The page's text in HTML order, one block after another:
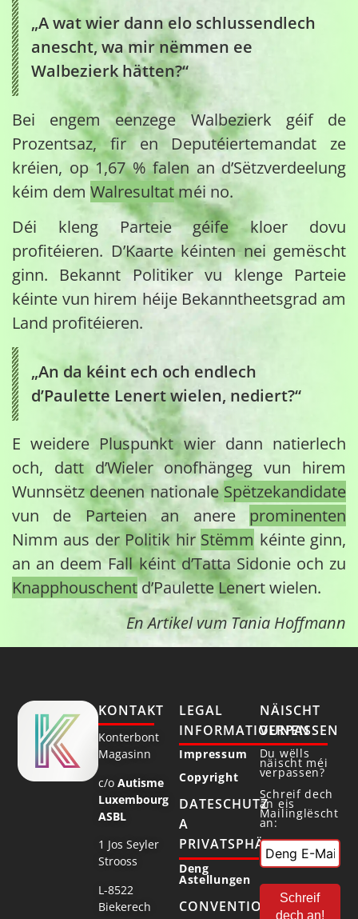
„A wat wier dann elo schlussendlech
anescht, wa mir nëmmen ee
Walbezierk hätten?“
Bei engem eenzege Walbezierk géif de
Prozentsaz, fir en Deputéiertemandat ze
kréien, op 1,67 % falen an d’Sëtzverdeelung
kéim dem Walresultatméi no.
Déi kleng Parteie géife kloer dovu
profitéieren. D’Kaarte kéinten nei gemëscht
ginn. Bekannt Politiker vu klenge Parteie
kéinte vun hirem héije Bekanntheetsgrad am
Land profitéieren.
„An da kéint ech och endlech
d’Paulette Lenert wielen, nediert?“
E weidere Pluspunkt wier dann natierlech
och, datt d’Wieler onofhängeg vun hirem
Wunnsëtz deenen nationaleSpëtzekandidate
vun de Parteien an anere prominenten
Nimm aus der Politik hir Stëmm kéinte ginn,
an an deem Fall kéint d’Tatta Sidonie och zu
Knapphouschentd’Paulette Lenert wielen.
En Artikel vum Tania Hoffmann
KONTAKT
Konterbont
Magasinn
c/oAutisme
Luxembourg
ASBL
1 Jos Seyler
Strooss
L-8522
Biekerech
LEGAL
INFORMATIOUNEN
Impressum
Copyright
DATESCHUTZ
A
PRIVATSPHÄR
Deng
Astellungen
CONVENTIONNÉ
NÄISCHT
VERPASSEN
Du wëlls
näischt méi
verpassen?
Schreif dech
an eis
Mailinglëscht
an: